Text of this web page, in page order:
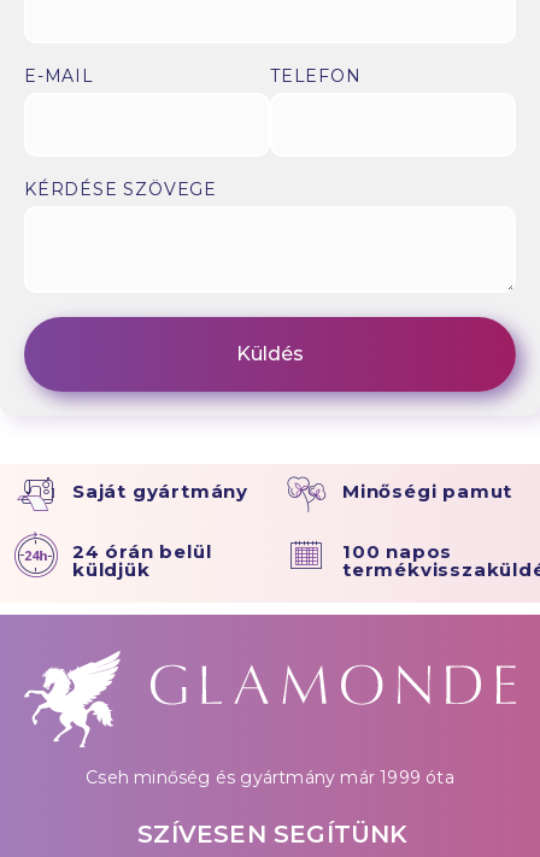
E-MAIL TELEFON
KÉRDÉSE SZÖVEGE
Saját gyártmány Minőségi pamut
24 órán belül
küldjük
100 napos
Cseh minőség és gyártmány már 1999 óta
SZÍVESEN SEGÍTÜNK